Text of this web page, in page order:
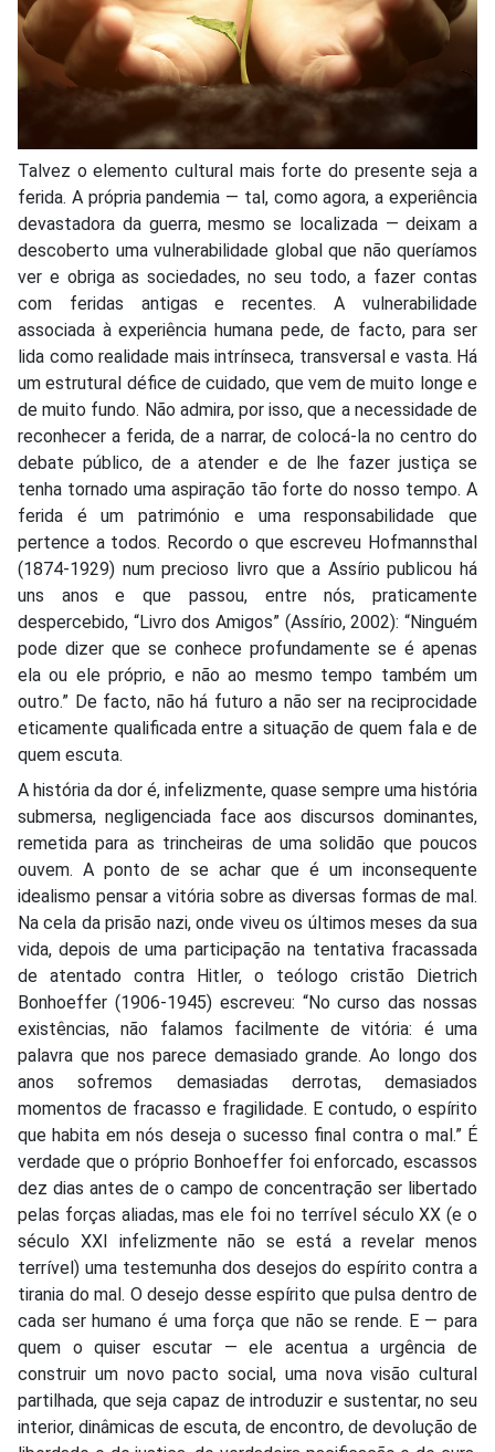
Talvez o elemento cultural mais forte do presente seja a
ferida. A própria pandemia — tal, como agora, a experiência
devastadora da guerra, mesmo se localizada — deixam a
descoberto uma vulnerabilidade global que não queríamos
ver e obriga as sociedades, no seu todo, a fazer contas
com feridas antigas e recentes. A vulnerabilidade
associada à experiência humana pede, de facto, para ser
lida como realidade mais intrínseca, transversal e vasta. Há
um estrutural défice de cuidado, que vem de muito longe e
de muito fundo. Não admira, por isso, que a necessidade de
reconhecer a ferida, de a narrar, de colocá-la no centro do
debate público, de a atender e de lhe fazer justiça se
tenha tornado uma aspiração tão forte do nosso tempo. A
ferida é um património e uma responsabilidade que
pertence a todos. Recordo o que escreveu Hofmannsthal
(1874-1929) num precioso livro que a Assírio publicou há
uns anos e que passou, entre nós, praticamente
despercebido, “Livro dos Amigos” (Assírio, 2002): “Ninguém
pode dizer que se conhece profundamente se é apenas
ela ou ele próprio, e não ao mesmo tempo também um
outro.” De facto, não há futuro a não ser na reciprocidade
eticamente qualificada entre a situação de quem fala e de
quem escuta.
A história da dor é, infelizmente, quase sempre uma história
submersa, negligenciada face aos discursos dominantes,
remetida para as trincheiras de uma solidão que poucos
ouvem. A ponto de se achar que é um inconsequente
idealismo pensar a vitória sobre as diversas formas de mal.
Na cela da prisão nazi, onde viveu os últimos meses da sua
vida, depois de uma participação na tentativa fracassada
de atentado contra Hitler, o teólogo cristão Dietrich
Bonhoeffer (1906-1945) escreveu: “No curso das nossas
existências, não falamos facilmente de vitória: é uma
palavra que nos parece demasiado grande. Ao longo dos
anos sofremos demasiadas derrotas, demasiados
momentos de fracasso e fragilidade. E contudo, o espírito
que habita em nós deseja o sucesso final contra o mal.” É
verdade que o próprio Bonhoeffer foi enforcado, escassos
dez dias antes de o campo de concentração ser libertado
pelas forças aliadas, mas ele foi no terrível século XX (e o
século XXI infelizmente não se está a revelar menos
terrível) uma testemunha dos desejos do espírito contra a
tirania do mal. O desejo desse espírito que pulsa dentro de
cada ser humano é uma força que não se rende. E — para
quem o quiser escutar — ele acentua a urgência de
construir um novo pacto social, uma nova visão cultural
partilhada, que seja capaz de introduzir e sustentar, no seu
interior, dinâmicas de escuta, de encontro, de devolução de